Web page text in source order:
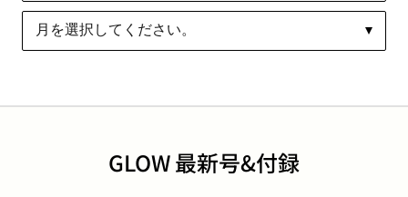
GLOW 最新号&付録